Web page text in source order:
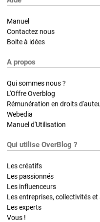
Manuel
Contactez nous
Boite à idées
A propos
Qui sommes nous ?
L'Offre Overblog
Rémunération en droits
Webedia
Manuel d'Utilisation
Qui utilise OverBlog ?
Les créatifs
Les passionnés
Les influenceurs
Les entreprises, collectivités
Les experts
Vous !